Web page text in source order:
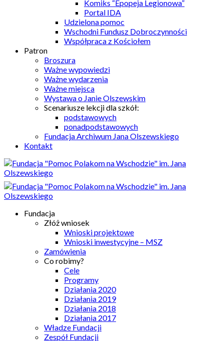
Komiks “Epopeja Legionowa”
Portal IDA
Udzielona pomoc
Wschodni Fundusz Dobroczynności
Współpraca z Kościołem
Patron
Broszura
Ważne wypowiedzi
Ważne wydarzenia
Ważne miejsca
Wystawa o Janie Olszewskim
Scenariusze lekcji dla szkół:
podstawowych
ponadpodstawowych
Fundacja Archiwum Jana Olszewskiego
Kontakt
Fundacja
Złóż wniosek
Wnioski projektowe
Wnioski inwestycyjne – MSZ
Zamówienia
Co robimy?
Cele
Programy
Działania 2020
Działania 2019
Działania 2018
Działania 2017
Władze Fundacji
Zespół Fundacji